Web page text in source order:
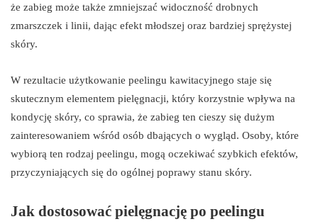
że zabieg może także zmniejszać widoczność drobnych
zmarszczek i linii, dając efekt młodszej oraz bardziej sprężystej
skóry.
W rezultacie użytkowanie peelingu kawitacyjnego staje się
skutecznym elementem pielęgnacji, który korzystnie wpływa na
kondycję skóry, co sprawia, że zabieg ten cieszy się dużym
zainteresowaniem wśród osób dbających o wygląd. Osoby, które
wybiorą ten rodzaj peelingu, mogą oczekiwać szybkich efektów,
przyczyniających się do ogólnej poprawy stanu skóry.
Jak dostosować pielęgnację po peelingu